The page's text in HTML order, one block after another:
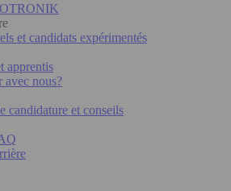
et candidats expérimentés
apprentis
avec nous?
candidature et conseils